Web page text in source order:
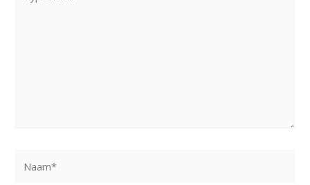
hier...